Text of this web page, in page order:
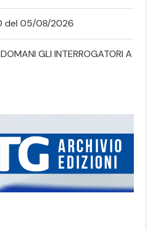
del 05/08/2026
GLI INTERROGATORI A